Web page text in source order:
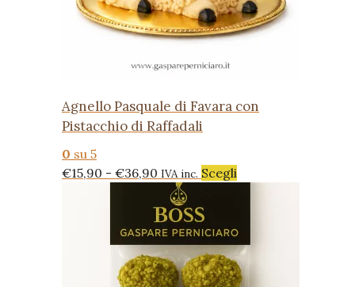
Agnello Pasquale di Favara con
Pistacchio di Raffadali
0 su 5
€15,90 - €36,90 Fascia
prezzo:
da
€15,90
a
IVA inc. Scegli
più
varianti.
Le